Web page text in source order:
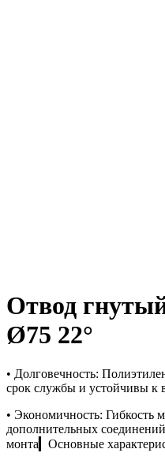
Отвод
Ø75 22°
• Долговечность:
срок службы и устойчивы к
• Экономичность: Гибкость
дополнительных
монта▎Основные